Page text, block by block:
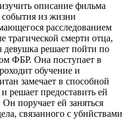
описание фильма
из жизни
расследованием
трагической смерти отца,
девушка решает пойти по
ФБР. Она поступает в
обучение и
замечает в способной
решает предоставить ей
поручает ей заняться
связанного с убийствами